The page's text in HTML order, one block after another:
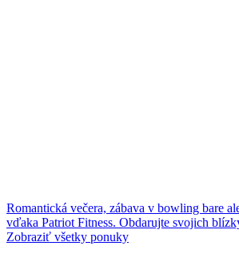
Romantická večera, zábava v bowling bare
vďaka Patriot Fitness. Obdarujte svojich
Zobraziť všetky ponuky